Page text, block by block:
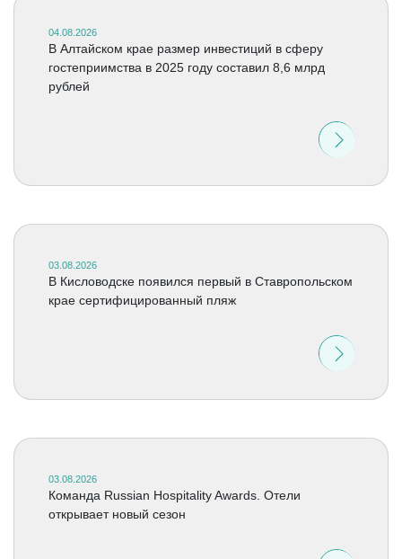
04.08.2026
В Алтайском крае размер инвестиций в сферу
гостеприимства в 2025 году составил 8,6 млрд
рублей
03.08.2026
В Кисловодске появился первый в Ставропольском
крае сертифицированный пляж
03.08.2026
Команда Russian Hospitality Awards. Отели
открывает новый сезон